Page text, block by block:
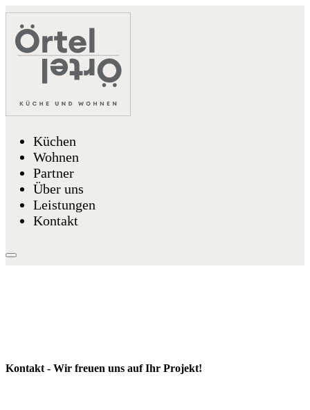
Küchen
Wohnen
Partner
Über uns
Leistungen
Kontakt
Kontakt - Wir freuen uns auf Ihr Projekt!